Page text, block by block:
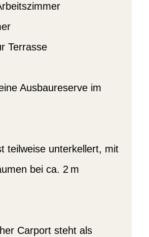
Terrasse
Ausbaureserve im
teilweise unterkellert, mit
bei ca. 2 m
Carport steht als